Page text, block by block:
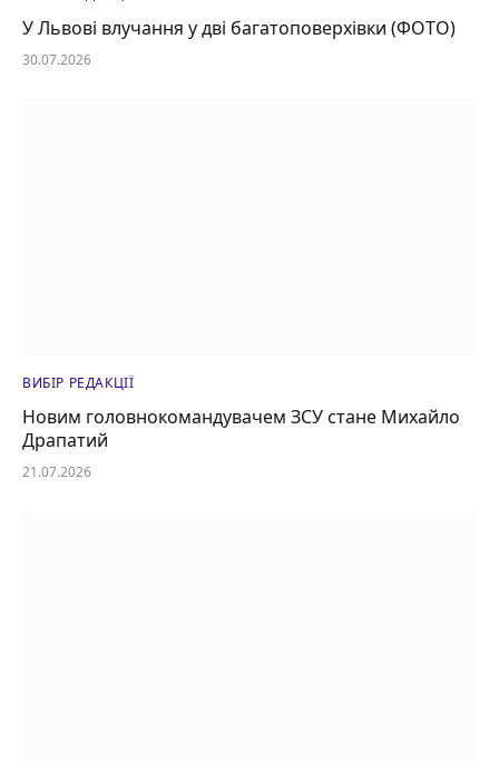
У Львові влучання у дві багатоповерхівки (ФОТО)
30.07.2026
ВИБІР РЕДАКЦІЇ
Новим головнокомандувачем ЗСУ стане Михайло
Драпатий
21.07.2026